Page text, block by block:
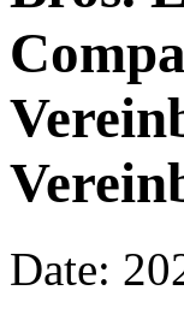
Date: